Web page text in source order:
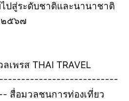
ไปสู่ระดับชาติและนานาชาติ
๒๕๖๗
เพรส THAI TRAVEL
อมวลชนการท่องเที่ยว